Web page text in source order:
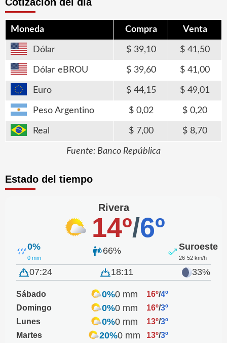
Moneda Compra Venta
Dólar 39,10 41,50
Dólar eBROU 39,60 41,00
Euro 44,15 49,01
Peso Argentino 0,02 0,20
Real 7,00 8,70
Fuente: Banco República
Estado del tiempo
Rivera
14º/6º
0%
0 mm
66% Suroeste
26-52 km/h
07:24 18:11 33%
Sábado 0%0 mm 16º/4º
Domingo
0%0 mm 16º/3º
Lunes
0%0 mm 13º/3º
Martes
20%0 mm 13º/3º